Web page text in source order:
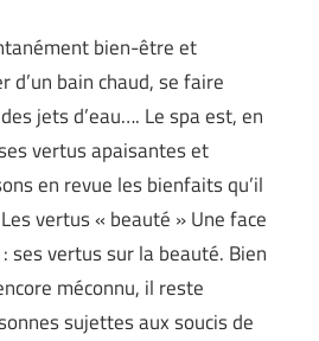
bien-être et
d’un bain chaud, se faire
jets d’eau…. Le spa est, en
vertus apaisantes et
en revue les bienfaits qu’il
vertus « beauté » Une face
ses vertus sur la beauté. Bien
méconnu, il reste
sujettes aux soucis de